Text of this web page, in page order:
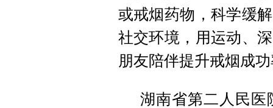
或戒烟药物，科学缓
社交环境，用运动、
朋友陪伴提升戒烟成
湖南省第二人民医